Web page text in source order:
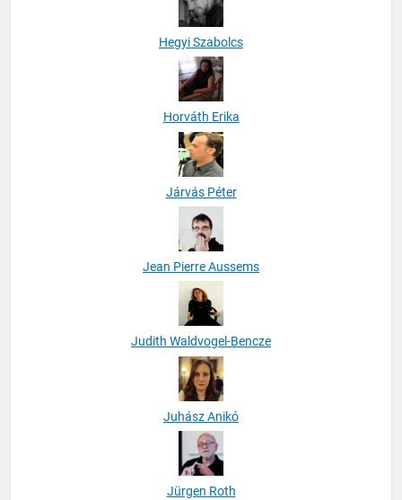
Hegyi Szabolcs
Horváth Erika
Járvás Péter
Jean Pierre Aussems
Judith Waldvogel-Bencze
Juhász Anikó
Jürgen Roth